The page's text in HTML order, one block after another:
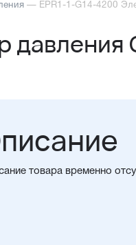
— EPR1-1-G14-4200
давления
товара временно